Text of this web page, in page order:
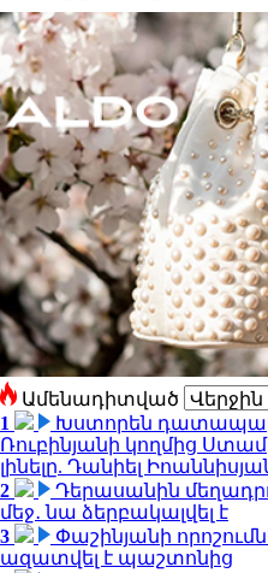
Ամենադիտված
1
Խստորեն
Ռուբինյանի կողմից
լինելը. Դանիել
2
Դերասանին
մեջ․ նա ձերբակալվել է
3
Փաշինյանի
ազատվել է պաշտոնից